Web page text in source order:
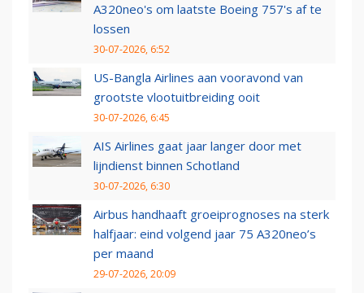
A320neo's om laatste Boeing 757's af te
lossen
30-07-2026, 6:52
US-Bangla Airlines aan vooravond van
grootste vlootuitbreiding ooit
30-07-2026, 6:45
AIS Airlines gaat jaar langer door met
lijndienst binnen Schotland
30-07-2026, 6:30
Airbus handhaaft groeiprognoses na sterk
halfjaar: eind volgend jaar 75 A320neo’s
per maand
29-07-2026, 20:09